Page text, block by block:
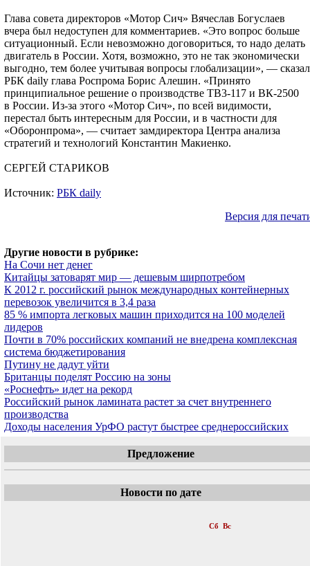
Глава совета директоров «Мотор Сич» Вячеслав Богуслаев
вчера был недоступен для комментариев. «Это вопрос больше
ситуационный. Если невозможно договориться, то надо делать
двигатель в России. Хотя, возможно, это не так экономически
выгодно, тем более учитывая вопросы глобализации», — сказал
РБК daily глава Роспрома Борис Алешин. «Принято
принципиальное решение о производстве ТВ3-117 и ВК-2500
в России. Из-за этого «Мотор Сич», по всей видимости,
перестал быть интересным для России, и в частности для
«Оборонпрома», — считает зам­директора Центра анализа
стратегий и технологий Константин Макиенко.
СЕРГЕЙ СТАРИКОВ
Источник: РБК daily
Версия для
Другие новости в рубрике:
На Сочи нет денег
Китайцы затоварят мир — дешевым ширпотребом
К 2012 г. российский рынок международных контейнерных
перевозок увеличится в 3,4 раза
85 % импорта легковых машин приходится на 100 моделей
лидеров
Почти в 70% российских компаний не внедрена комплексная
система бюджетирования
Путину не дадут уйти
Британцы поделят Россию на зоны
«Роснефть» идет на рекорд
Российский рынок ламината растет за счет внутреннего
производства
Доходы населения УрФО растут быстрее среднероссийских
Предложение
Новости по дате
Сб Вс